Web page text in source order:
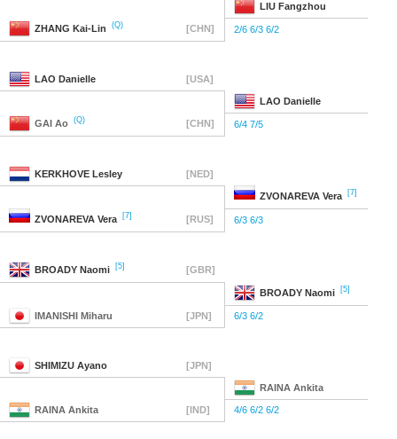
LIU Fangzhou
ZHANG Kai-Lin (Q) [CHN] 2/6 6/3 6/2
LAO Danielle [USA]
LAO Danielle
GAI Ao (Q) [CHN] 6/4 7/5
KERKHOVE Lesley [NED]
ZVONAREVA Vera [7]
ZVONAREVA Vera [7] [RUS] 6/3 6/3
BROADY Naomi [5] [GBR]
BROADY Naomi [5]
IMANISHI Miharu [JPN] 6/3 6/2
SHIMIZU Ayano [JPN]
RAINA Ankita
RAINA Ankita [IND] 4/6 6/2 6/2